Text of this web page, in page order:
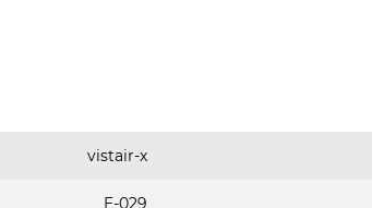
vistair-x
E-029